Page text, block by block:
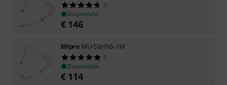
3
Disponibile
€ 146
Mipro MU-53HNS-1M
1
Disponibile
€ 114